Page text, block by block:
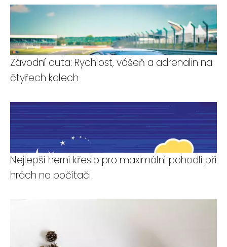
Závodní auta: Rychlost, vášeň a adrenalin na
čtyřech kolech
Nejlepší herní křeslo pro maximální pohodlí při
hrách na počítači